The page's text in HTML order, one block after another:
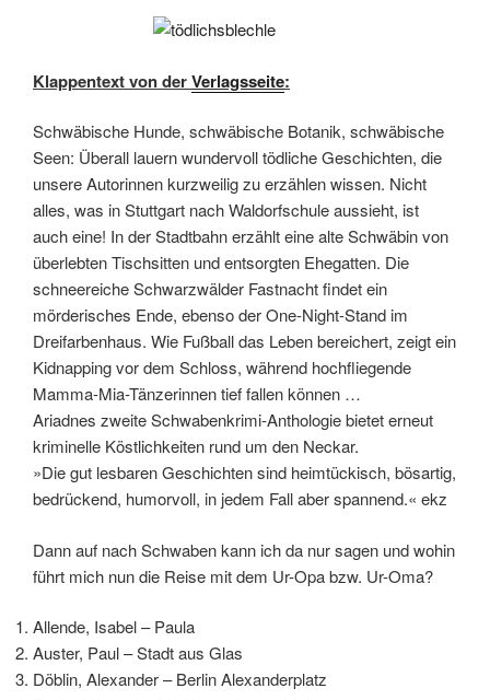
Klappentext von derVerlagsseite:
Schwäbische Hunde, schwäbische Botanik, schwäbische
Seen: Überall lauern wundervoll tödliche Geschichten, die
unsere Autorinnen kurzweilig zu erzählen wissen. Nicht
alles, was in Stuttgart nach Waldorfschule aussieht, ist
auch eine! In der Stadtbahn erzählt eine alte Schwäbin von
überlebten Tischsitten und entsorgten Ehegatten. Die
schneereiche Schwarzwälder Fastnacht findet ein
mörderisches Ende, ebenso der One-Night-Stand im
Dreifarbenhaus. Wie Fußball das Leben bereichert, zeigt ein
Kidnapping vor dem Schloss, während hochfliegende
Mamma-Mia-Tänzerinnen tief fallen können …
Ariadnes zweite Schwabenkrimi-Anthologie bietet erneut
kriminelle Köstlichkeiten rund um den Neckar.
»Die gut lesbaren Geschichten sind heimtückisch, bösartig,
bedrückend, humorvoll, in jedem Fall aber spannend.« ekz
Dann auf nach Schwaben kann ich da nur sagen und wohin
führt mich nun die Reise mit dem Ur-Opa bzw. Ur-Oma?
Allende, Isabel – Paula
Auster, Paul – Stadt aus Glas
Döblin, Alexander – Berlin Alexanderplatz